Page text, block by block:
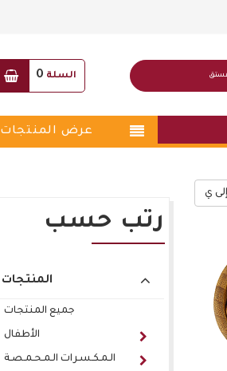
السلة 0
عرض المنتجات
رتب حسب
المنتجات
جميع المنتجات
الأطفال
الـمـكـسـرات الـمـحـمـصـة
ي